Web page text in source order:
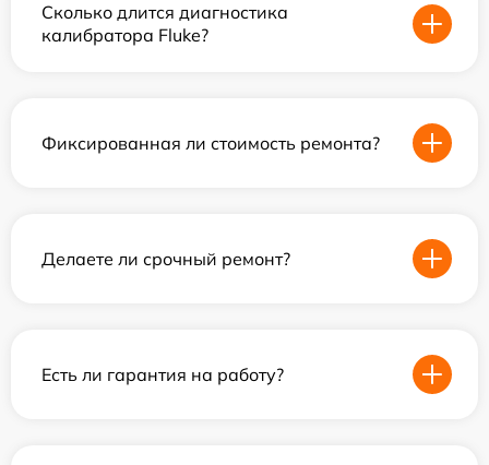
Сколько длится диагностика
калибратора Fluke?
Фиксированная ли стоимость ремонта?
Делаете ли срочный ремонт?
Есть ли гарантия на работу?